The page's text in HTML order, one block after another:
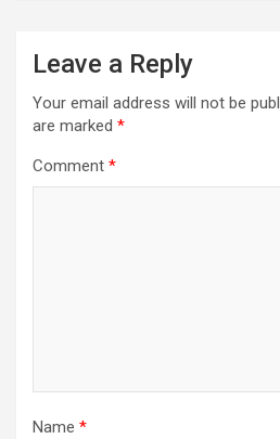
Leave a Reply
Your email address will not be
are marked *
Comment *
Name *